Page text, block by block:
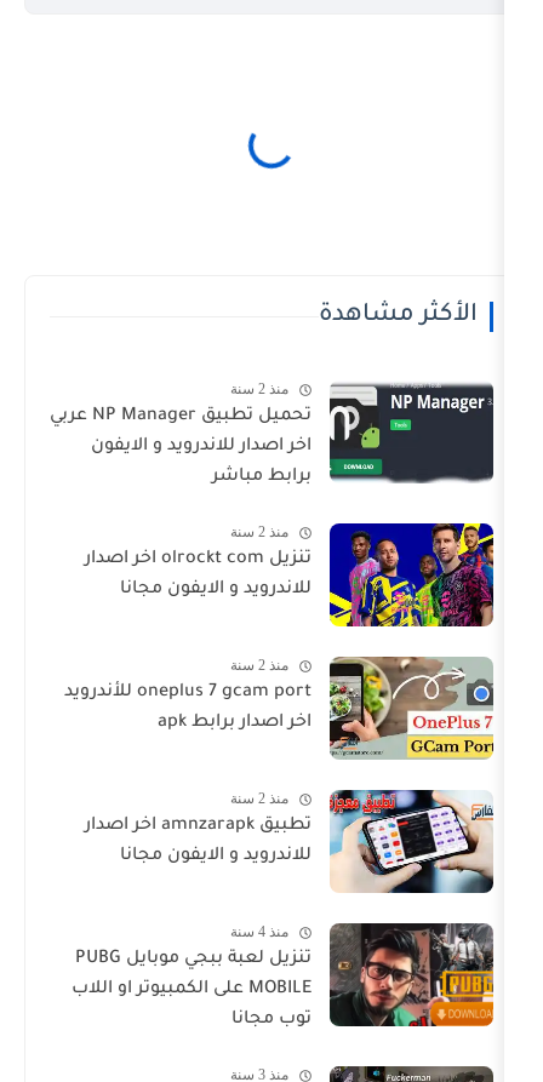
منذ 2 سنة
تحميل تطبيق NP Manager عربي
اخر اصدار للاندرويد و الايفون
برابط مباشر
منذ 2 سنة
تنزيل olrockt com اخر اصدار
للاندرويد و الايفون مجانا
منذ 2 سنة
oneplus 7 gcam port للأندرويد
اخر اصدار برابط apk
منذ 2 سنة
تطبيق amnzarapk اخر اصدار
للاندرويد و الايفون مجانا
منذ 4 سنة
تنزيل لعبة ببجي موبايل PUBG
MOBILE على الكمبيوتر او اللاب
توب مجانا
منذ 3 سنة